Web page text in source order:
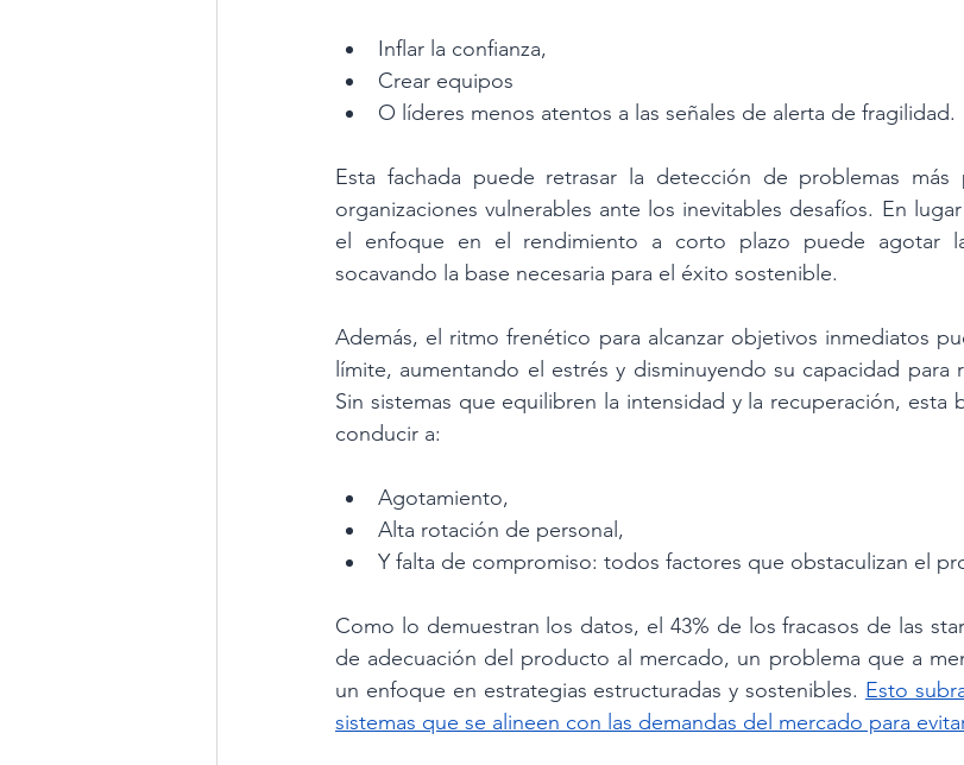
Inflar la confianza,
Crear equipos
O líderes menos atentos a las señales de alerta de fragilidad.
Esta fachada puede retrasar la detección de problemas
organizaciones vulnerables ante los inevitables desafíos. En
el enfoque en el rendimiento a corto plazo puede agotar
socavando la base necesaria para el éxito sostenible.
Además, el ritmo frenético para alcanzar objetivos inmediatos
límite, aumentando el estrés y disminuyendo su capacidad para
Sin sistemas que equilibren la intensidad y la recuperación, esta
conducir a:
Agotamiento,
Alta rotación de personal,
Y falta de compromiso: todos factores que obstaculizan el
Como lo demuestran los datos, el 43% de los fracasos de las
de adecuación del producto al mercado, un problema que a
un enfoque en estrategias estructuradas y sostenibles. Esto
sistemas que se alineen con las demandas del mercado para